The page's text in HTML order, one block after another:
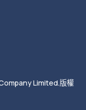
Limited.版權